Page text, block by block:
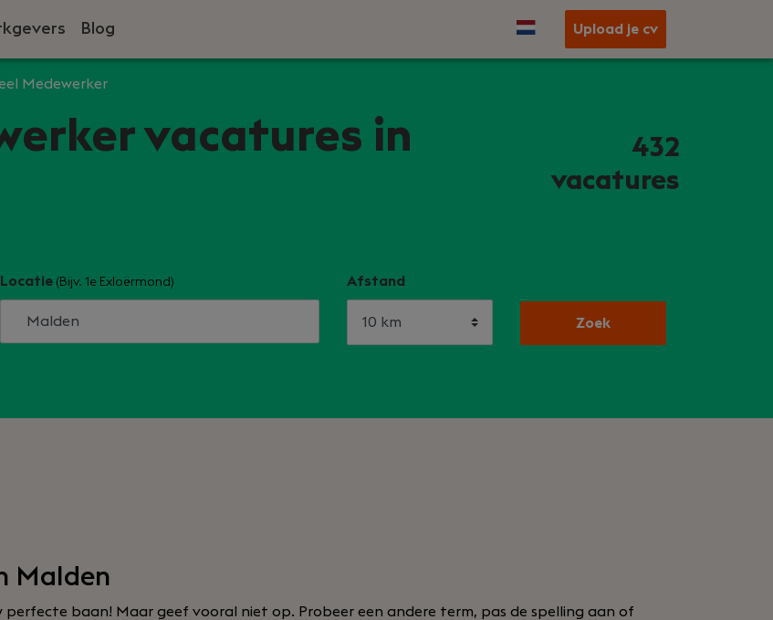
Blog Upload je cv
Medewerker
vacatures in
432
vacatures
Locatie (Bijv. 1e Exloërmond) Afstand
Zoek
Malden
baan! Maar geef vooral niet op. Probeer een andere term, pas de spelling aan of